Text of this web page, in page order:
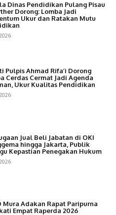
Dinas Pendidikan Pulang Pisau
Dorong: Lomba Jadi
Ukur dan Ratakan Mutu
Pulpis Ahmad Rifa’i Dorong
Cerdas Cermat Jadi Agenda
Ukur Kualitas Pendidikan
Jual Beli Jabatan di OKI
hingga Jakarta, Publik
Kepastian Penegakan Hukum
Mura Adakan Rapat Paripurna
Empat Raperda 2026